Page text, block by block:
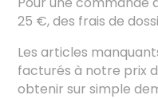
25 €, des frais de
Les articles
facturés à notre prix
obtenir sur simple